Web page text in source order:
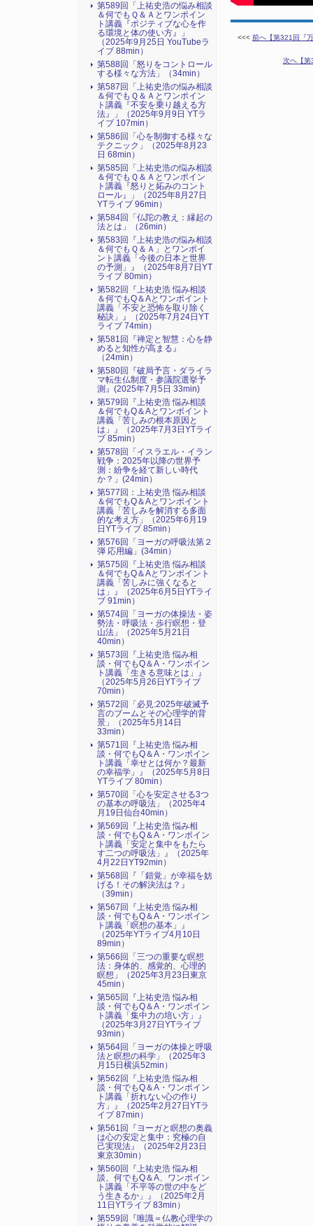
<<< 前へ【第321回『
次へ【第
第589回「上祐史浩の悩み相談
＆何でもＱ＆Ａとワンポイン
ト講義『ポジティブな心を作
る環境と体の使い方』​」
（2025年9月25日 YouTubeラ
イブ 88min）
第588回「怒りをコントロール
する様々な方法」（34min）
第587回「上祐史浩の悩み相談
＆何でもＱ＆Ａとワンポイン
ト講義『不安を乗り越える方
法』​」（2025年9月9日 YTラ
イブ 107min）
第586回「心を制御する様々な
テクニック」（2025年8月23
日 68min）
第585回「上祐史浩の悩み相談
＆何でもＱ＆Ａとワンポイン
ト講義『怒りと妬みのコント
ロール』​」（2025年8月27日
YTライブ 96min）
第584回「仏陀の教え：縁起の
法とは」（26min）
第583回『上祐史浩の悩み相談
＆何でもＱ＆Ａ」とワンポイ
ント講義「今後の日本と世界
の予測」』（2025年8月7日YT
ライブ 80min）
第582回『上祐史浩 悩み相談
＆何でもQ＆Aとワンポイント
講義「不安と恐怖を取り除く
秘訣」』（2025年7月24日YT
ライブ 74min）
第581回『禅定と智慧：心を静
めると知性が高まる』
（24min）
第580回『破局予言・ダライラ
マ転生仏制度・参議院選挙予
測』(2025年7月5日 33min)
第579回『上祐史浩 悩み相談
＆何でもQ＆Aとワンポイント
講義「苦しみの根本原因と
は」』（2025年7月3日YTライ
ブ 85min）
第578回「イスラエル・イラン
戦争：2025年以降の世界予
測：紛争を経て新しい時代
か？」(24min）
第577回：上祐史浩 悩み相談
＆何でもQ＆Aとワンポイント
講義「苦しみを解消する多面
的な考え方」（2025年6月19
日YTライブ 85min）
第576回「ヨーガの呼吸法第２
弾 応用編」(34min）
第575回『上祐史浩 悩み相談
＆何でもQ＆Aとワンポイント
講義「苦しみに強くなると
は」』（2025年6月5日YTライ
ブ 91min）
第574回「ヨーガの体操法・姿
勢法・呼吸法・歩行瞑想・登
山法」（2025年5月21日
40min）
第573回『上祐史浩 悩み相
談・何でもQ＆A・ワンポイン
ト講義「生きる意味とは」』
（2025年5月26日YTライブ
70min）
第572回「必見:2025年破滅予
言のブームとその心理学的背
景」（2025年5月14日
33min）
第571回『上祐史浩 悩み相
談・何でもQ＆A・ワンポイン
ト講義「幸せとは何か？最新
の幸福学」』（2025年5月8日
YTライブ 80min）
第570回「心を安定させる3つ
の基本の呼吸法」（2025年4
月19日仙台40min）
第569回『上祐史浩 悩み相
談・何でもQ＆A・ワンポイン
ト講義「安定と集中をもたら
す二つの呼吸法」』（2025年
4月22日YT92min）
第568回『「錯覚」が幸福を妨
げる！その解決法は？』
（39min）
第567回『上祐史浩 悩み相
談・何でもQ＆A・ワンポイン
ト講義「瞑想の基本」』
（2025年YTライブ4月10日
89min）
第566回「三つの重要な瞑想
法：身体的、感覚的、心理的
瞑想」（2025年3月23日東京
45min）
第565回『上祐史浩 悩み相
談・何でもQ＆A・ワンポイン
ト講義「集中力の培い方」』
（2025年3月27日YTライブ
93min）
第564回「ヨーガの体操と呼吸
法と瞑想の科学」（2025年3
月15日横浜52min）
第562回『上祐史浩 悩み相
談・何でもQ＆A・ワンポイン
ト講義「折れない心の作り
方」』（2025年2月27日YTラ
イブ 87min）
第561回『ヨーガと瞑想の奥義
は心の安定と集中：究極の自
己実現法』（2025年2月23日
東京30min）
第560回『上祐史浩 悩み相
談、何でもQ＆A、ワンポイン
ト講義「不平等の世の中をど
う生きるか」』（2025年2月
11日YTライブ 83min）
第559回『唯識＝仏教心理学の